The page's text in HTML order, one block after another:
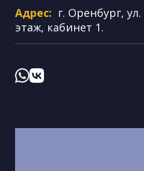
Адрес: г. Оренбург,
этаж, кабинет 1.